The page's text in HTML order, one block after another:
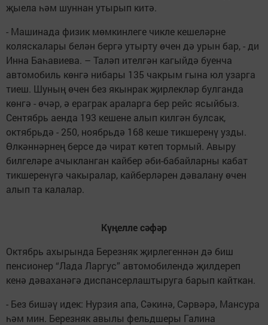
җыела һәм шуннан утырып китә.
- Машинада физик мөмкинлеге чикле кешеләрне
коляскалары белән бергә утырту өчен дә урын бар, - ди
Инна Баһавиева. – Таләп ителгән кагыйдә буенча
автомобиль көнгә нибары 135 чакрым гына юл узарга
тиеш. Шуның өчен без якынрак җирлекләр булганда
көнгә - өчәр, ә ераграк араларга бер рейс ясыйбыз.
Сентябрь аенда 193 кешене алып килгән булсак,
октябрьдә - 250, ноябрьдә 168 кеше тикшеренү узды.
Өлкәннәрнең берсе дә чират көтеп тормый. Авыру
билгеләре ачыкланган кайбер әби-бабайларны кабат
тикшеренүгә чакыралар, кайберләрен дәвалану өчен
алып та калалар.
Күңелле сәфәр
Октябрь ахырында Березняк җирлегеннән дә биш
пенсионер “Лада Ларгус” автомобилендә җилдереп
кенә дәваханәгә диспансерлаштыруга барып кайткан.
- Без бишәү идек: Нурзия апа, Сәкинә, Сәрвәрә, Мансура
һәм мин. Березняк авылы фельдшеры Галина